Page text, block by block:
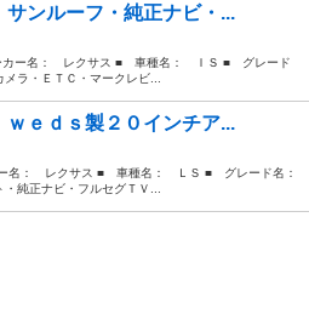
ンルーフ・純正ナビ・...
ー名： レクサス ■ 車種名： ＩＳ ■ グレード
ラ・ＥＴＣ・マークレビ...
ｅｄｓ製２０インチア...
名： レクサス ■ 車種名： ＬＳ ■ グレード名：
純正ナビ・フルセグＴＶ...